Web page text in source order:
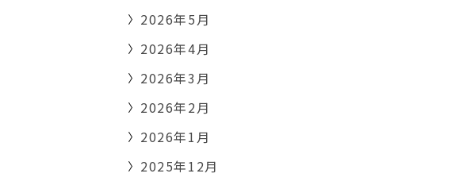
2026年5月
2026年4月
2026年3月
2026年2月
2026年1月
2025年12月